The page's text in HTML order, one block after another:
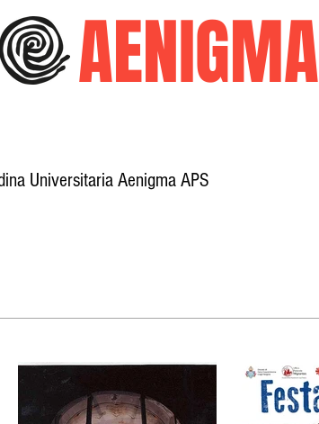
AENIGMA
Universitaria Aenigma APS